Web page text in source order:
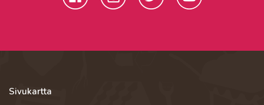
Sivukartta